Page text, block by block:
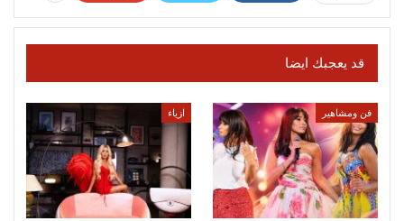
قد يعجبك ايضا
فن ومشاهير ازياء